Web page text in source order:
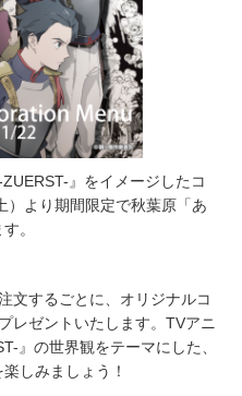
』をイメージしたコ
）より期間限定で秋葉原「あ
。
文するごとに、オリジナルコ
レゼントいたします。TVアニ
』の世界観をテーマにした、
しみましょう！